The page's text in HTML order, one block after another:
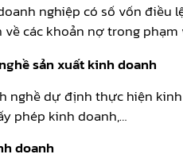
nghiệp có số vốn
các khoản nợ trong phạm
sản xuất kinh doanh
nghề dự định thực hiện
phép kinh doanh,…
doanh